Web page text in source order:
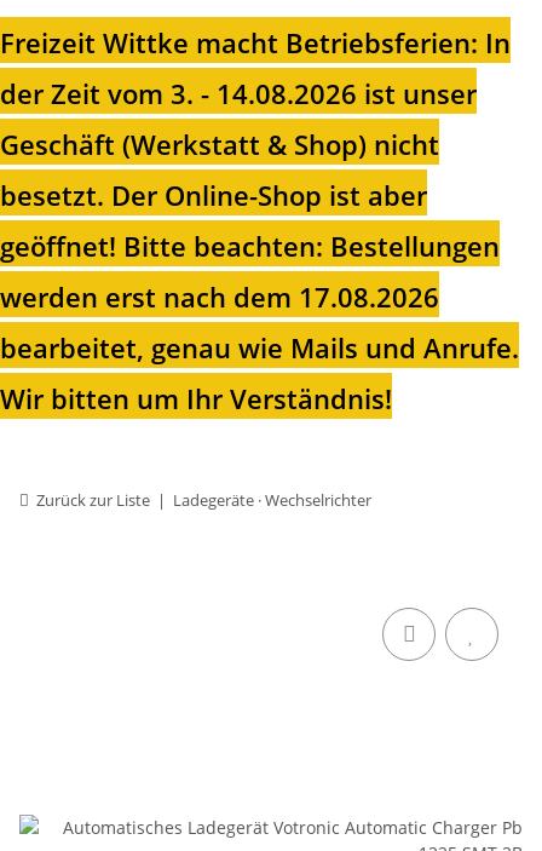
Freizeit Wittke macht Betriebsferien: In
der Zeit vom 3. - 14.08.2026 ist unser
Geschäft (Werkstatt & Shop) nicht
besetzt. Der Online-Shop ist aber
geöffnet! Bitte beachten: Bestellungen
werden erst nach dem 17.08.2026
bearbeitet, genau wie Mails und Anrufe.
Wir bitten um Ihr Verständnis!
Zurück zur Liste Ladegeräte · Wechselrichter